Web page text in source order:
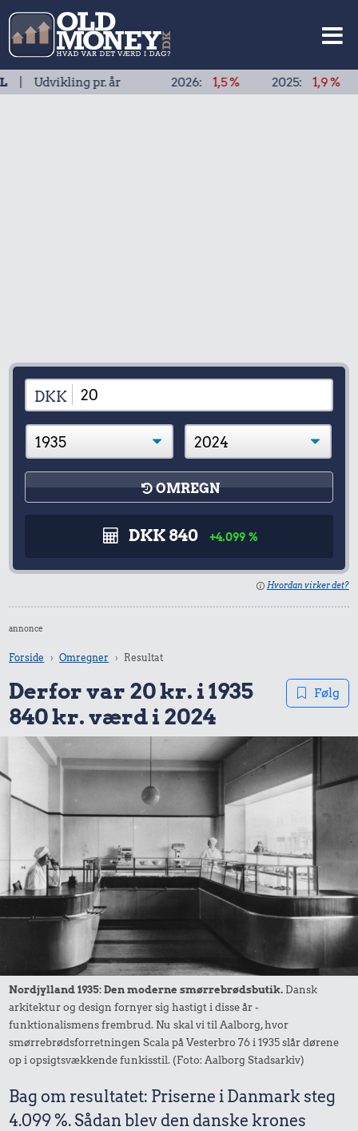
pr. år2026: 1,5 % 2025: 1,9 % 2024:
DKK
OMREGN
DKK 840 +4.099 %
Hvordan virker det?
annonce
Forside Omregner Resultat
Derfor var 20 kr. i 1935
840 kr. værd i 2024
Følg
Nordjylland 1935: Den moderne smørrebrødsbutik. Dansk
arkitektur og design fornyer sig hastigt i disse år -
funktionalismens frembrud. Nu skal vi til Aalborg, hvor
smørrebrødsforretningen Scala på Vesterbro 76 i 1935 slår dørene
op i opsigtsvækkende funkisstil. (Foto: Aalborg Stadsarkiv)
Bag om resultatet: Priserne i Danmark steg
4.099 %. Sådan blev den danske krones